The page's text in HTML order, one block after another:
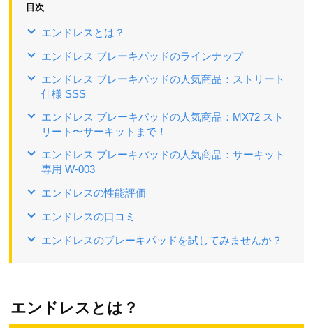
目次
エンドレスとは？
エンドレス ブレーキパッドのラインナップ
エンドレス ブレーキパッドの人気商品：ストリート
仕様 SSS
エンドレス ブレーキパッドの人気商品：MX72 スト
リート〜サーキットまで！
エンドレス ブレーキパッドの人気商品：サーキット
専用 W-003
エンドレスの性能評価
エンドレスの口コミ
エンドレスのブレーキパッドを試してみませんか？
エンドレスとは？